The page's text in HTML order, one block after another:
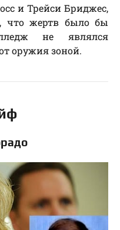
и Трейси Бриджес,
что жертв было бы
не являлся
оружия зоной.